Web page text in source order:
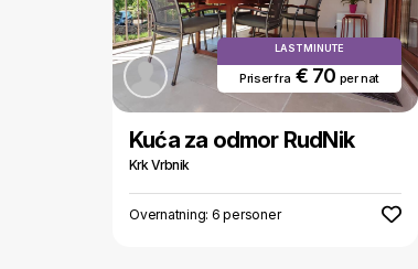
LAST MINUTE
Priser fra€ 70 per nat
Kuća za odmor RudNik
Krk Vrbnik
Overnatning: 6 personer